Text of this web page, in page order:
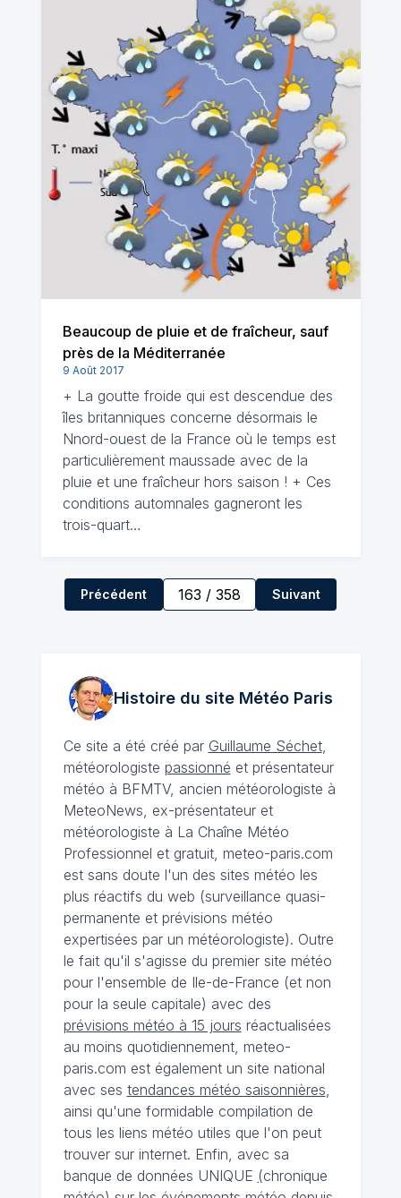
Beaucoup de pluie et de fraîcheur, sauf
près de la Méditerranée
9 Août 2017
+ La goutte froide qui est descendue des
îles britanniques concerne désormais le
Nnord-ouest de la France où le temps est
particulièrement maussade avec de la
pluie et une fraîcheur hors saison ! + Ces
conditions automnales gagneront les
trois-quart…
Précédent 163 / 358 Suivant
Histoire du site MétéoParis
Ce site a été créé par Guillaume Séchet,
météorologiste passionné et présentateur
météo à BFMTV, ancien météorologiste à
MeteoNews, ex-présentateur et
météorologiste à La Chaîne Météo
Professionnel et gratuit, meteo-paris.com
est sans doute l'un des sites météo les
plus réactifs du web (surveillance quasi-
permanente et prévisions météo
expertisées par un météorologiste). Outre
le fait qu'il s'agisse du premier site météo
pour l'ensemble de Ile-de-France (et non
pour la seule capitale) avec des
prévisions météo à 15 jours réactualisées
au moins quotidiennement, meteo-
paris.com est également un site national
avec ses tendances météo saisonnières,
ainsi qu'une formidable compilation de
tous les liens météo utiles que l'on peut
trouver sur internet. Enfin, avec sa
banque de données UNIQUE (chronique